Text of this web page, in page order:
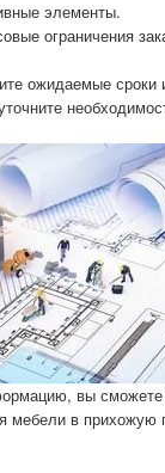
элементы.
ограничения
ожидаемые сроки
вы
мебели в